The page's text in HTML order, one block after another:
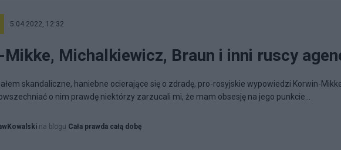
5.04.2022, 12:32
Mikke, Michalkiewicz, Braun i inni ruscy
skandaliczne, haniebne ocierające się o zdradę, pro-rosyjskie wypowiedzi Korwin-
o nim prawdę niektórzy zarzucali mi, że mam obsesję na jego punkcie...
na blogu Cała prawda całą dobę